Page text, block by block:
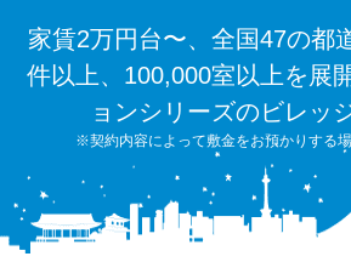
家賃2万円台〜、全国47の都
件以上、100,000室以上を展
ョンシリーズのビレッ
※契約内容によって敷金をお預かりする場